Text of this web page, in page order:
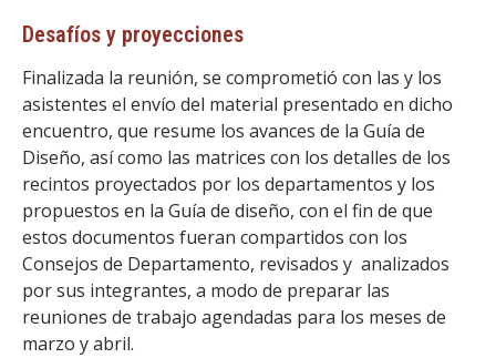
Desafíos y proyecciones
Finalizada la reunión, se comprometió con las y los
asistentes el envío del material presentado en dicho
encuentro, que resume los avances de la Guía de
Diseño, así como las matrices con los detalles de los
recintos proyectados por los departamentos y los
propuestos en la Guía de diseño, con el fin de que
estos documentos fueran compartidos con los
Consejos de Departamento, revisados y analizados
por sus integrantes, a modo de preparar las
reuniones de trabajo agendadas para los meses de
marzo y abril.